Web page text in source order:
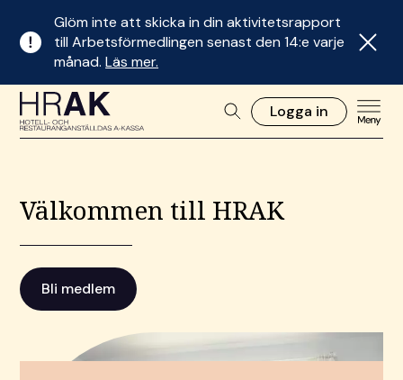
Glöm inte att skicka in din aktivitetsrapport
till Arbetsförmedlingen senast den 14:e varje
månad.Läs mer.
Logga in
Välkommen till HRAK
Bli medlem